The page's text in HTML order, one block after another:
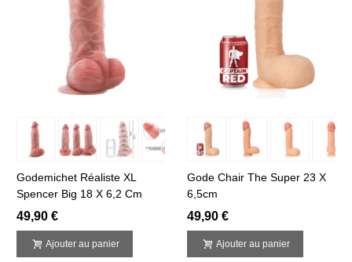
Godemichet Réaliste XL
Spencer Big 18 X 6,2 Cm
49,90 €
Ajouter au panier
Gode Chair The Super 23 X
6,5cm
49,90 €
Ajouter au panier